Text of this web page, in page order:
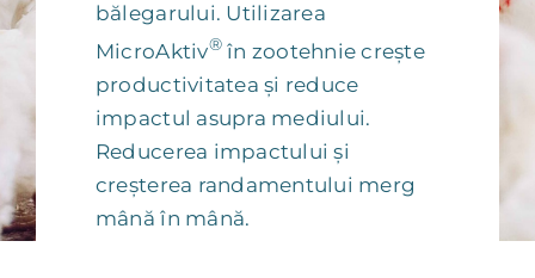
bălegarului. Utilizarea
MicroAktiv®în zootehnie crește
productivitatea și reduce
impactul asupra mediului.
Reducerea impactului și
creșterea randamentului merg
mână în mână.